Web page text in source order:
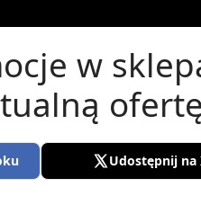
w
Udostępnij na